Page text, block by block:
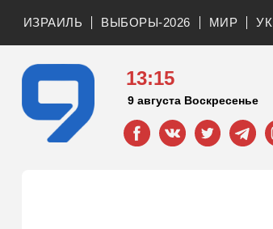
ИЗРАИЛЬ ВЫБОРЫ-2026 МИР
13:15
9 августа Воскресенье